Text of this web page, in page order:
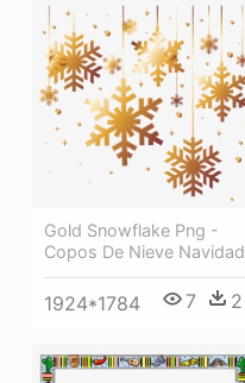
Gold Snowflake Png -
Copos De Nieve Navidad
1924*1784 7 2